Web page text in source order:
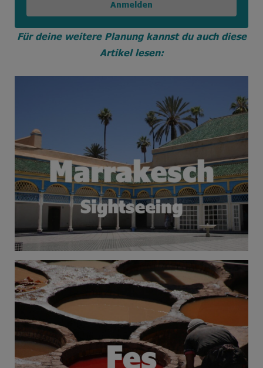
Anmelden
Für deine weitere Planung kannst du auch diese
Artikel lesen: